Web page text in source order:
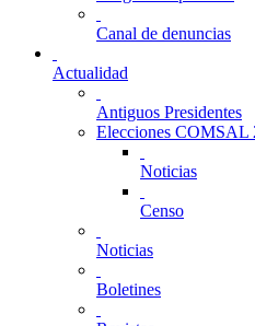
Canal de denuncias
Actualidad
Antiguos Presidentes
Elecciones COMSAL
Noticias
Censo
Noticias
Boletines